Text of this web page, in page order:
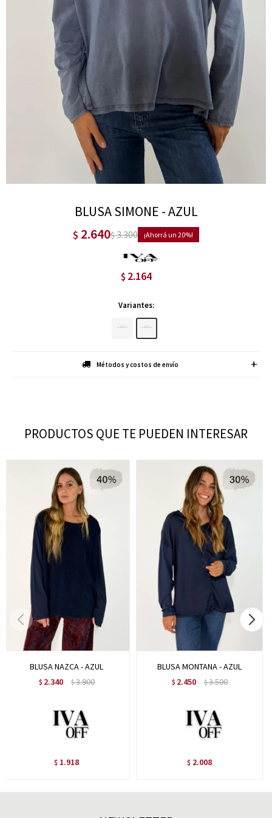
BLUSA SIMONE - AZUL
$ 2.640$3.300 20
$ 2.164
Variantes:
Métodos y costos de envío
PRODUCTOS QUE TE PUEDEN INTERESAR
BLUSA NAZCA - AZUL
$ 2.340 $3.900
$ 1.918
BLUSA MONTANA - AZUL
$ 2.450 $3.500
$ 2.008